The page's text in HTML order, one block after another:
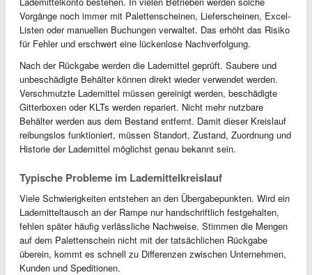
Vorgänge noch immer mit Palettenscheinen, Lieferscheinen, Excel-
Listen oder manuellen Buchungen verwaltet. Das erhöht das Risiko
für Fehler und erschwert eine lückenlose Nachverfolgung.
Nach der Rückgabe werden die Lademittel geprüft. Saubere und
unbeschädigte Behälter können direkt wieder verwendet werden.
Verschmutzte Lademittel müssen gereinigt werden, beschädigte
Gitterboxen oder KLTs werden repariert. Nicht mehr nutzbare
Behälter werden aus dem Bestand entfernt. Damit dieser Kreislauf
reibungslos funktioniert, müssen Standort, Zustand, Zuordnung und
Historie der Lademittel möglichst genau bekannt sein.
Typische Probleme im Lademittelkreislauf
Viele Schwierigkeiten entstehen an den Übergabepunkten. Wird ein
Lademitteltausch an der Rampe nur handschriftlich festgehalten,
fehlen später häufig verlässliche Nachweise. Stimmen die Mengen
auf dem Palettenschein nicht mit der tatsächlichen Rückgabe
überein, kommt es schnell zu Differenzen zwischen Unternehmen,
Kunden und Speditionen.